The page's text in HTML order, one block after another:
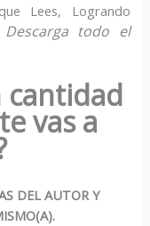
Lees, Logrando
Descarga todo el
cantidad
vas a
DEL AUTOR Y